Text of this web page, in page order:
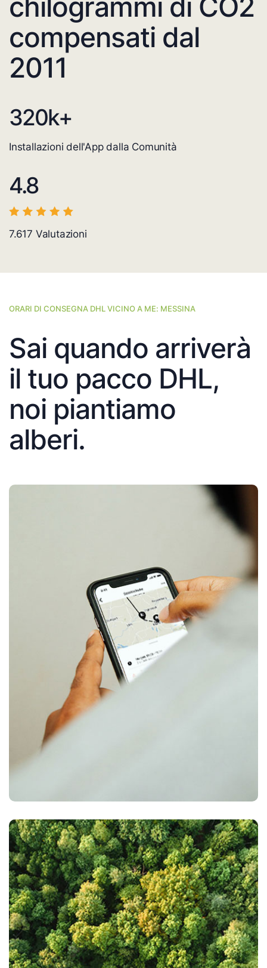
compensati dal
2011
320k+
Installazioni dell'App dalla Comunità
4.8
7.617 Valutazioni
ORARI DI CONSEGNA DHL VICINO A ME: MESSINA
Sai quando arriverà
il tuo pacco DHL,
noi piantiamo
alberi.